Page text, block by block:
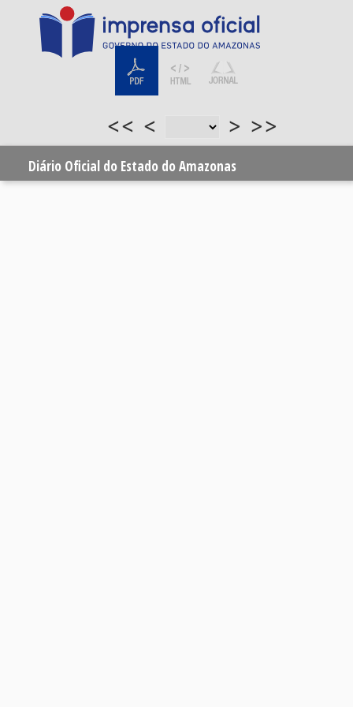
<< < > >>
Diário Oficial do Estado do Amazonas